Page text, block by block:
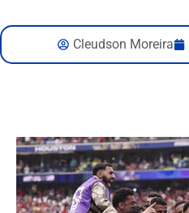
Cleudson Moreira